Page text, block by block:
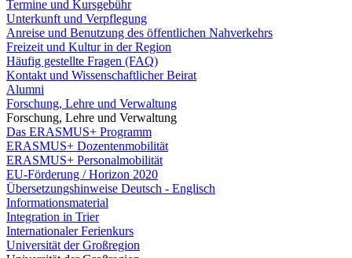
Termine und Kursgebühr
Unterkunft und Verpflegung
Anreise und Benutzung des öffentlichen Nahverkehrs
Freizeit und Kultur in der Region
Häufig gestellte Fragen (FAQ)
Kontakt und Wissenschaftlicher Beirat
Alumni
Forschung, Lehre und Verwaltung
Forschung, Lehre und Verwaltung
Das ERASMUS+ Programm
ERASMUS+ Dozentenmobilität
ERASMUS+ Personalmobilität
EU-Förderung / Horizon 2020
Übersetzungshinweise Deutsch - Englisch
Informationsmaterial
Integration in Trier
Internationaler Ferienkurs
Universität der Großregion